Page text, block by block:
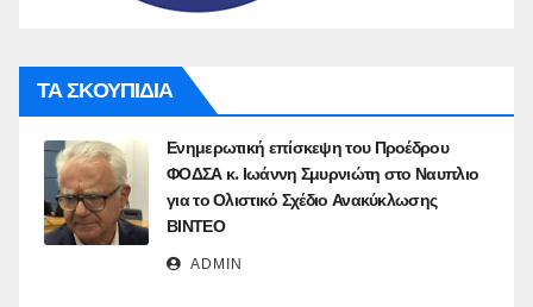
ΤΑ ΣΚΟΥΠΙΔΙΑ
Ενημερωτική επίσκεψη του Προέδρου
ΦΟΔΣΑ κ. Ιωάννη Σμυρνιώτη στο Ναυπλιο
για το Ολιστικό Σχέδιο Ανακύκλωσης
ΒΙΝΤΕΟ
ADMIN